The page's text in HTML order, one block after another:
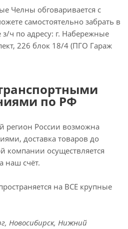
Челны обговаривается с
самостоятельно забрать в
ч по адресу: г. Набережные
226 блок 18/4 (ПГО Гараж
по РФ
регион России возможна
доставка товаров до
компании осуществляется
наш счёт.
на ВСЕ крупные
Новосибирск, Нижний